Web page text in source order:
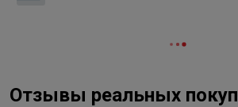
Отзывы реальных